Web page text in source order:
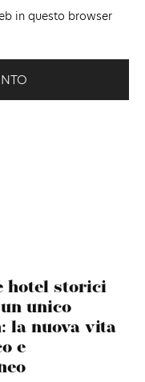
hotel storici
unico
la nuova vita
e
in questo browser